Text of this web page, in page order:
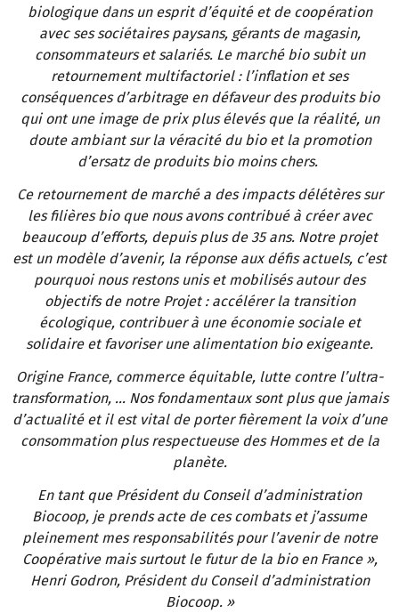
biologique dans un esprit d’équité et de coopération
avec ses sociétaires paysans, gérants de magasin,
consommateurs et salariés. Le marché bio subit un
retournement multifactoriel : l’inflation et ses
conséquences d’arbitrage en défaveur des produits bio
qui ont une image de prix plus élevés que la réalité, un
doute ambiant sur la véracité du bio et la promotion
d’ersatz de produits bio moins chers.
Ce retournement de marché a des impacts délétères sur
les filières bio que nous avons contribué à créer avec
beaucoup d’efforts, depuis plus de 35 ans. Notre projet
est un modèle d’avenir, la réponse aux défis actuels, c’est
pourquoi nous restons unis et mobilisés autour des
objectifs de notre Projet : accélérer la transition
écologique, contribuer à une économie sociale et
solidaire et favoriser une alimentation bio exigeante.
Origine France, commerce équitable, lutte contre l’ultra-
transformation, … Nos fondamentaux sont plus que jamais
d’actualité et il est vital de porter fièrement la voix d’une
consommation plus respectueuse des Hommes et de la
planète.
En tant que Président du Conseil d’administration
Biocoop, je prends acte de ces combats et j’assume
pleinement mes responsabilités pour l’avenir de notre
Coopérative mais surtout le futur de la bio en France »,
Henri Godron, Président du Conseil d’administration
Biocoop. »